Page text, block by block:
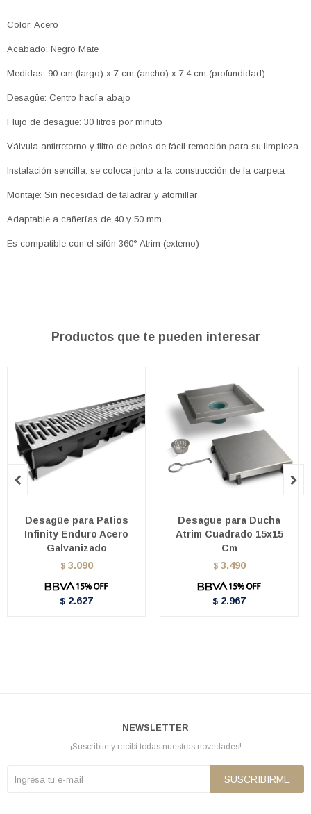
Color: Acero
Acabado: Negro Mate
Medidas: 90 cm (largo) x 7 cm (ancho) x 7,4 cm (profundidad)
Desagüe: Centro hacía abajo
Flujo de desagüe: 30 litros por minuto
Válvula antirretorno y filtro de pelos de fácil remoción para su limpieza
Instalación sencilla: se coloca junto a la construcción de la carpeta
Montaje: Sin necesidad de taladrar y atornillar
Adaptable a cañerías de 40 y 50 mm.
Es compatible con el sifón 360° Atrim (externo)
Productos que te pueden interesar
Desagüe para Patios
Infinity Enduro Acero
Galvanizado
$ 3.090
$ 2.627
Desague para Ducha
Atrim Cuadrado 15x15
Cm
$ 3.490
$ 2.967
 
NEWSLETTER
¡Suscribite y recibí todas nuestras novedades!
SUSCRIBIRME